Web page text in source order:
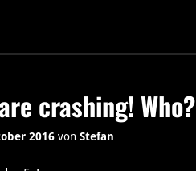
crashing! Who?
2016 vonStefan